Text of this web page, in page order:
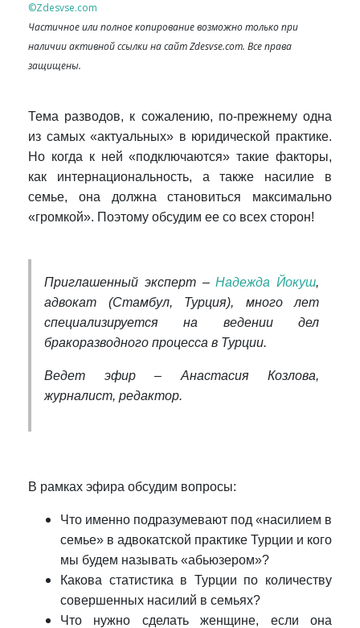
©Zdesvse.com
Частичное или полное копирование возможно только при
наличии активной ссылки на сайт Zdesvse.com. Все права
защищены.
Тема разводов, к сожалению, по-прежнему одна
из самых «актуальных» в юридической практике.
Но когда к ней «подключаются» такие факторы,
как интернациональность, а также насилие в
семье, она должна становиться максимально
«громкой». Поэтому обсудим ее со всех сторон!
Приглашенный эксперт –Надежда Йокуш,
адвокат (Стамбул, Турция), много лет
специализируется на ведении дел
бракоразводного процесса в Турции.
Ведет эфир – Анастасия Козлова,
журналист, редактор.
В рамках эфира обсудим вопросы:
Что именно подразумевают под «насилием в
семье» в адвокатской практике Турции и кого
мы будем называть «абьюзером»?
Какова статистика в Турции по количеству
совершенных насилий в семьях?
Что нужно сделать женщине, если она